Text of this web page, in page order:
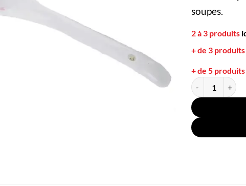
soupes.
2 à 3 produits
+ de 3 produits
+ de 5 produits
quantité de